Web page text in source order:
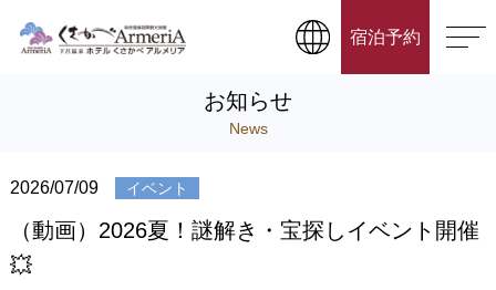
宿泊予約
お知らせ
News
2026/07/09 イベント
（動画）2026夏！謎解き・宝探しイベント開催
💥